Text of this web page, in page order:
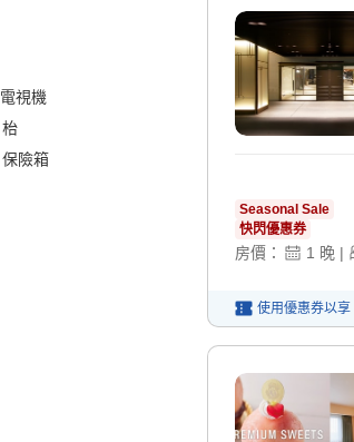
電視機
枱
保險箱
Seasonal Sale
快閃優惠券
房價： 1 晚 |
使用優惠券以享